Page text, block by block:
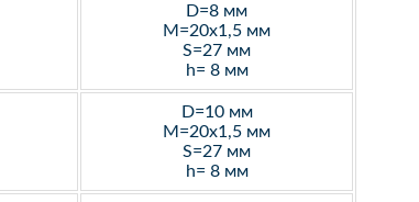
D=8 мм
M=20х1,5 мм
S=27 мм
h= 8 мм
D=10 мм
M=20х1,5 мм
S=27 мм
h= 8 мм